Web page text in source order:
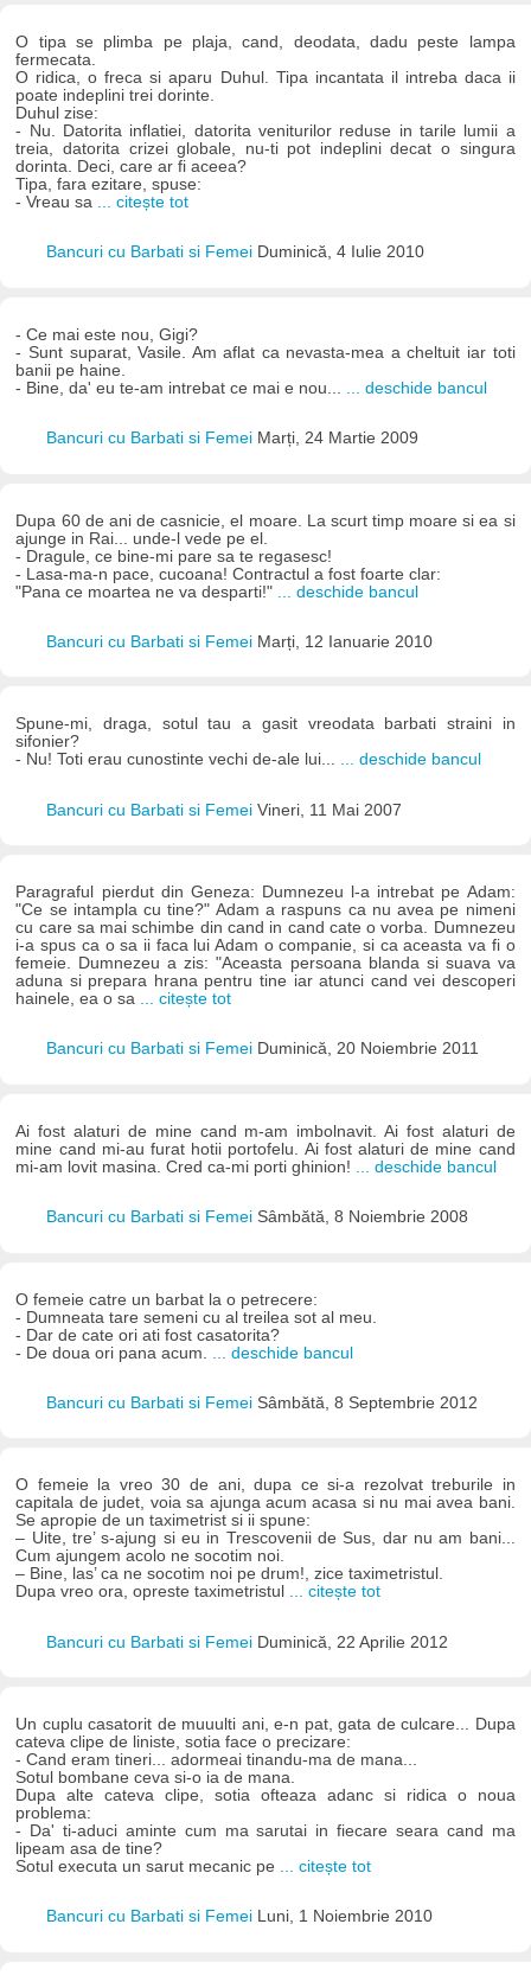
O tipa se plimba pe plaja, cand, deodata, dadu peste lampa
fermecata.
O ridica, o freca si aparu Duhul. Tipa incantata il intreba daca ii
poate indeplini trei dorinte.
Duhul zise:
- Nu. Datorita inflatiei, datorita veniturilor reduse in tarile lumii a
treia, datorita crizei globale, nu-ti pot indeplini decat o singura
dorinta. Deci, care ar fi aceea?
Tipa, fara ezitare, spuse:
- Vreau sa ... citește tot
Bancuri cu Barbati si Femei Duminică, 4 Iulie 2010
- Ce mai este nou, Gigi?
- Sunt suparat, Vasile. Am aflat ca nevasta-mea a cheltuit iar toti
banii pe haine.
- Bine, da' eu te-am intrebat ce mai e nou...
... deschide bancul
Bancuri cu Barbati si Femei Marți, 24 Martie 2009
Dupa 60 de ani de casnicie, el moare. La scurt timp moare si ea si
ajunge in Rai... unde-l vede pe el.
- Dragule, ce bine-mi pare sa te regasesc!
- Lasa-ma-n pace, cucoana! Contractul a fost foarte clar:
"Pana ce moartea ne va desparti!"
... deschide bancul
Bancuri cu Barbati si Femei Marți, 12 Ianuarie 2010
Spune-mi, draga, sotul tau a gasit vreodata barbati straini in
sifonier?
- Nu! Toti erau cunostinte vechi de-ale lui... ... deschide bancul
Bancuri cu Barbati si Femei Vineri, 11 Mai 2007
Paragraful pierdut din Geneza: Dumnezeu l-a intrebat pe Adam:
"Ce se intampla cu tine?" Adam a raspuns ca nu avea pe nimeni
cu care sa mai schimbe din cand in cand cate o vorba. Dumnezeu
i-a spus ca o sa ii faca lui Adam o companie, si ca aceasta va fi o
femeie. Dumnezeu a zis: "Aceasta persoana blanda si suava va
aduna si prepara hrana pentru tine iar atunci cand vei descoperi
hainele, ea o sa ... citește tot
Bancuri cu Barbati si Femei Duminică, 20 Noiembrie 2011
Ai fost alaturi de mine cand m-am imbolnavit. Ai fost alaturi de
mine cand mi-au furat hotii portofelu. Ai fost alaturi de mine cand
mi-am lovit masina. Cred ca-mi porti ghinion!
... deschide bancul
Bancuri cu Barbati si Femei Sâmbătă, 8 Noiembrie 2008
O femeie catre un barbat la o petrecere:
- Dumneata tare semeni cu al treilea sot al meu.
- Dar de cate ori ati fost casatorita?
- De doua ori pana acum.
... deschide bancul
Bancuri cu Barbati si Femei Sâmbătă, 8 Septembrie 2012
O femeie la vreo 30 de ani, dupa ce si-a rezolvat treburile in
capitala de judet, voia sa ajunga acum acasa si nu mai avea bani.
Se apropie de un taximetrist si ii spune:
– Uite, tre’ s-ajung si eu in Trescovenii de Sus, dar nu am bani...
Cum ajungem acolo ne socotim noi.
– Bine, las’ ca ne socotim noi pe drum!, zice taximetristul.
Dupa vreo ora, opreste taximetristul ... citește tot
Bancuri cu Barbati si Femei Duminică, 22 Aprilie 2012
Un cuplu casatorit de muuulti ani, e-n pat, gata de culcare... Dupa
cateva clipe de liniste, sotia face o precizare:
- Cand eram tineri... adormeai tinandu-ma de mana...
Sotul bombane ceva si-o ia de mana.
Dupa alte cateva clipe, sotia ofteaza adanc si ridica o noua
problema:
- Da' ti-aduci aminte cum ma sarutai in fiecare seara cand ma
lipeam asa de tine?
Sotul executa un sarut mecanic pe ... citește tot
Bancuri cu Barbati si Femei Luni, 1 Noiembrie 2010